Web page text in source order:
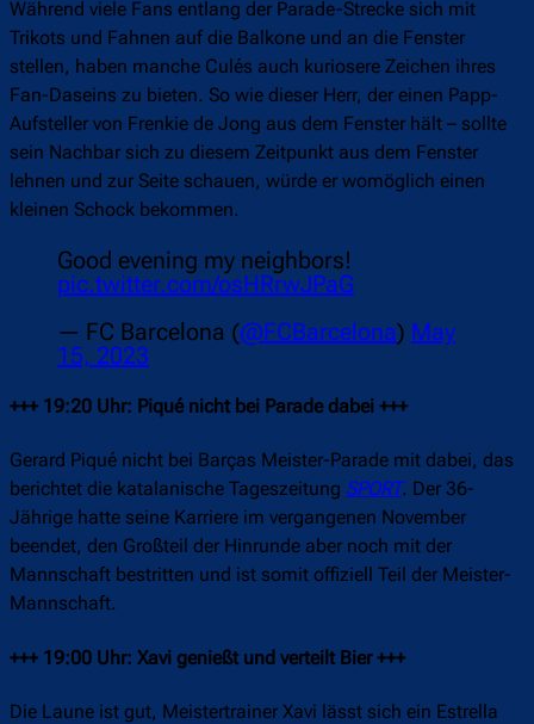
Während viele Fans entlang der Parade-Strecke sich mit
Trikots und Fahnen auf die Balkone und an die Fenster
stellen, haben manche Culés auch kuriosere Zeichen ihres
Fan-Daseins zu bieten. So wie dieser Herr, der einen Papp-
Aufsteller von Frenkie de Jong aus dem Fenster hält – sollte
sein Nachbar sich zu diesem Zeitpunkt aus dem Fenster
lehnen und zur Seite schauen, würde er womöglich einen
kleinen Schock bekommen.
Good evening my neighbors!
pic.twitter.com/osHRrwJPaG
— FC Barcelona (@FCBarcelona) May
15, 2023
+++ 19:20 Uhr: Piqué nicht bei Parade dabei +++
Gerard Piqué nicht bei Barças Meister-Parade mit dabei, das
berichtet die katalanische Tageszeitung SPORT. Der 36-
Jährige hatte seine Karriere im vergangenen November
beendet, den Großteil der Hinrunde aber noch mit der
Mannschaft bestritten und ist somit offiziell Teil der Meister-
Mannschaft.
+++ 19:00 Uhr: Xavi genießt und verteilt Bier +++
Die Laune ist gut, Meistertrainer Xavi lässt sich ein Estrella